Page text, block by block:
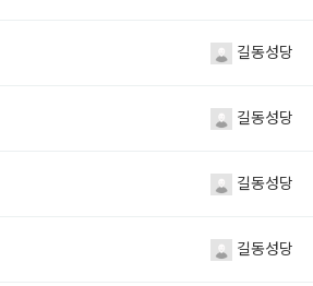
길동성당
길동성당
길동성당
길동성당